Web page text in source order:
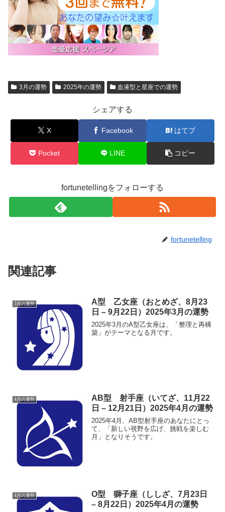
3月の運勢 2025年の運勢 血液型と星座での運勢
シェアする
X Facebook はてブ
Pocket LINE コピー
fortunetellingをフォローする
fortunetelling
関連記事
3月の運勢
A型 乙女座（おとめざ、8月23
日 – 9月22日）2025年3月の運勢
2025年3月のA型乙女座は、「整理と再構
築」がテーマとなる月です。
4月の運勢
AB型 射手座（いてざ、11月22
日 – 12月21日）2025年4月の運勢
2025年4月、AB型射手座のあなたにとっ
て、「新しい視野を広げ、挑戦を楽しむ
月」となりそうです。
4月の運勢
O型 獅子座（ししざ、7月23日
– 8月22日）2025年4月の運勢